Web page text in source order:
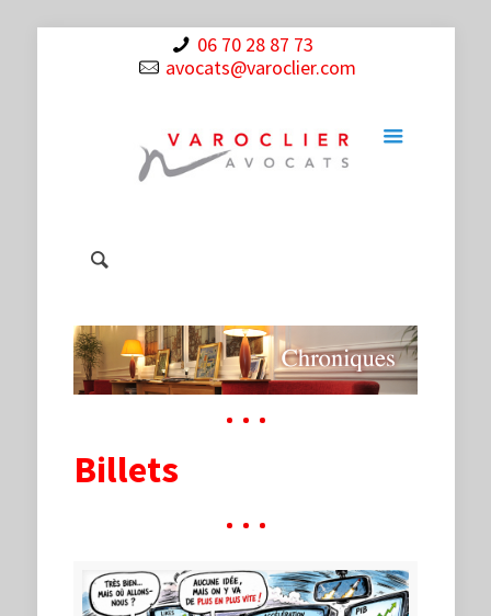
06 70 28 87 73
avocats@varoclier.com
Billets